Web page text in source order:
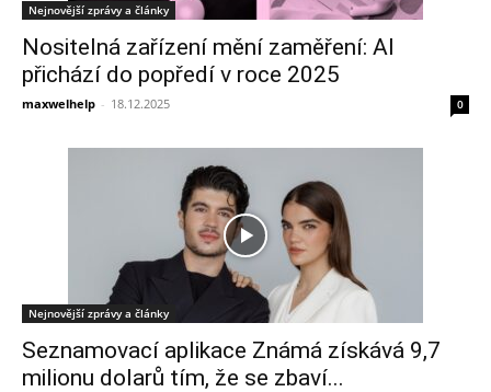
Nejnovější zprávy a články
Nositelná zařízení mění zaměření: AI
přichází do popředí v roce 2025
maxwelhelp - 18.12.2025 0
Nejnovější zprávy a články
Seznamovací aplikace Známá získává 9,7
milionu dolarů tím, že se zbaví...